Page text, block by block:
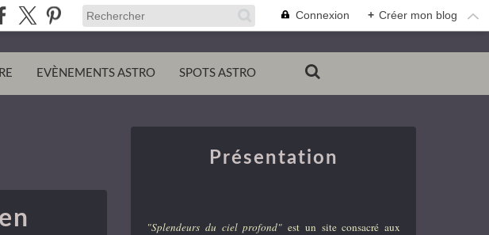
Connexion + Créer mon blog
EVÈNEMENTS ASTRO SPOTS ASTRO
Présentation
"Splendeurs du ciel profond" est un site consacré aux